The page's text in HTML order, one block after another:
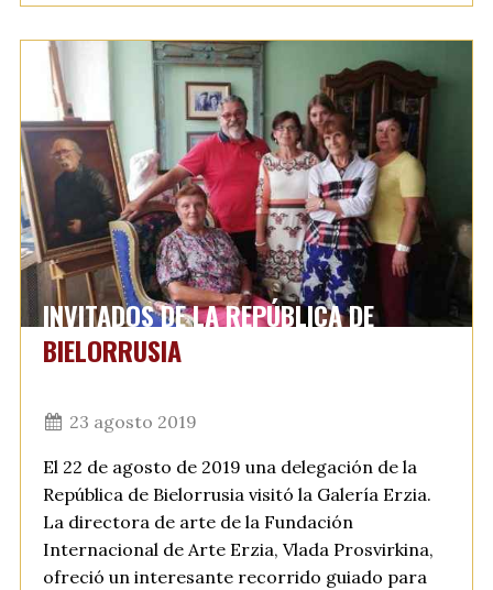
INVITADOS DE LA REPÚBLICA DE
BIELORRUSIA
23 agosto 2019
El 22 de agosto de 2019 una delegación de la
República de Bielorrusia visitó la Galería Erzia.
La directora de arte de la Fundación
Internacional de Arte Erzia, Vlada Prosvirkina,
ofreció un interesante recorrido guiado para